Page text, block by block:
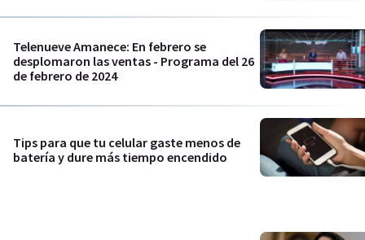
Telenueve Amanece: En febrero se
desplomaron las ventas - Programa del 26
de febrero de 2024
Tips para que tu celular gaste menos de
batería y dure más tiempo encendido